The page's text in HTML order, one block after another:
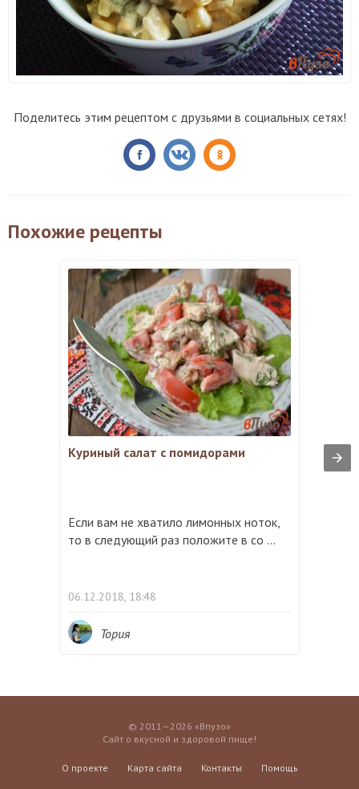
Поделитесь этим рецептом с друзьями в социальных сетях!
Похожие рецепты
Куриный салат с помидорами
Если вам не хватило лимонных ноток,
то в следующий раз положите в со ...
06.12.2018, 18:48
Тория
© 2011—2026 «Впузо»
Сайт о вкусной и здоровой пище!
О проекте Карта сайта Контакты Помощь